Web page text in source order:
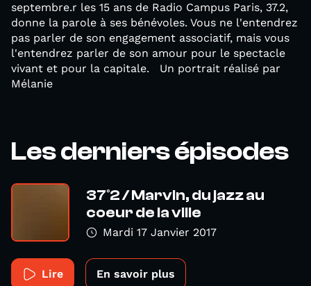
septembre.r les 15 ans de Radio Campus Paris, 37.2,
donne la parole à ses bénévoles. Vous ne l'entendrez
pas parler de son engagement associatif, mais vous
l'entendrez parler de son amour pour le spectacle
vivant et pour la capitale. Un portrait réalisé par
Mélanie
Les derniers épisodes
37°2 / Marvin, du jazz au
coeur de la ville
Mardi 17 Janvier 2017
Lire En savoir plus